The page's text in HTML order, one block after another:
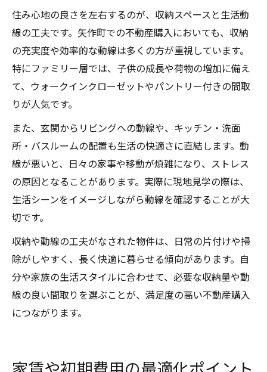
住み心地の良さを左右するのが、収納スペースと生活動
線の工夫です。矢作町での不動産購入においても、収納
の充実度や効率的な動線は多くの方が重視しています。
特にファミリー層では、子供の成長や荷物の増加に備え
て、ウォークインクローゼットやパントリー付きの間取
りが人気です。
また、玄関からリビングへの動線や、キッチン・洗面
所・バスルームの配置も生活の快適さに直結します。動
線が悪いと、日々の家事や移動が煩雑になり、ストレス
の原因となることがあります。実際に現地見学の際は、
生活シーンをイメージしながら動線を確認することが大
切です。
収納や動線の工夫がなされた物件は、日常の片付けや掃
除がしやすく、長く快適に暮らせる傾向があります。自
分や家族の生活スタイルに合わせて、必要な収納量や動
線の良い間取りを選ぶことが、満足度の高い不動産購入
につながります。